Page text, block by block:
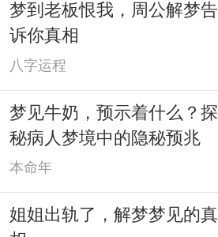
梦到老板恨我，周公解梦告
诉你真相
八字运程
梦见牛奶，预示着什么？探
秘病人梦境中的隐秘预兆
本命年
姐姐出轨了，解梦梦见的真